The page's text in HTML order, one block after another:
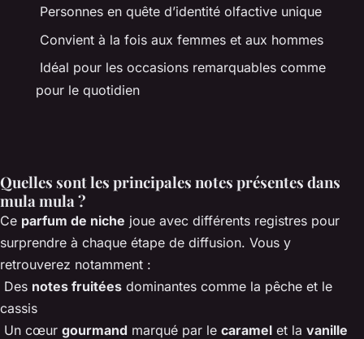
Personnes en quête d’identité olfactive unique
Convient à la fois aux femmes et aux hommes
Idéal pour les occasions remarquables comme
pour le quotidien
Quelles sont les principales notes présentes dans
mula mula ?
Ce parfum de niche joue avec différents registres pour
surprendre à chaque étape de diffusion. Vous y
retrouverez notamment :
Des notes fruitées dominantes comme la pêche et le
cassis
Un cœur gourmand marqué par le caramel et la vanille